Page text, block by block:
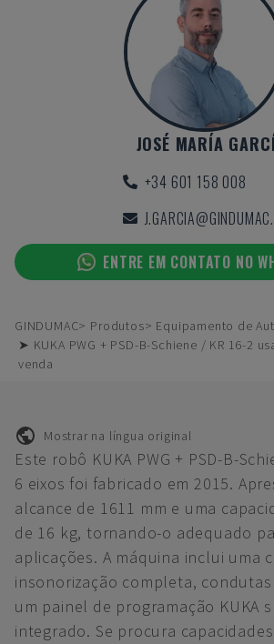
JOSÉ MARÍA
+34 601 158 008
ENTRE EM CONTATO NO
GINDUMAC Produtos
Equipamento de
➤ KUKA PWG + PSD-B-Schiene / KR 16-2
venda
Mostrar na língua original
Este robô KUKA PWG + PSD-B-
6 eixos foi fabricado em 2015.
alcance de 1611 mm e uma
de 16 kg, tornando-o adequado
aplicações. A máquina inclui uma
insonorização completa,
um painel de programação KUKA
integrado. Se procura